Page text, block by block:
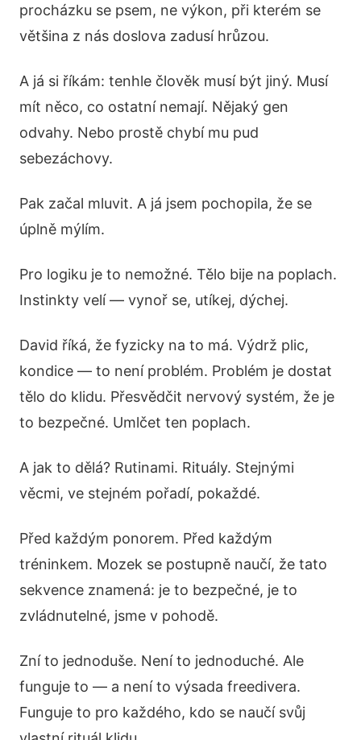
procházku se psem, ne výkon, při kterém se
většina z nás doslova zadusí hrůzou.
A já si říkám: tenhle člověk musí být jiný. Musí
mít něco, co ostatní nemají. Nějaký gen
odvahy. Nebo prostě chybí mu pud
sebezáchovy.
Pak začal mluvit. A já jsem pochopila, že se
úplně mýlím.
Pro logiku je to nemožné. Tělo bije na poplach.
Instinkty velí — vynoř se, utíkej, dýchej.
David říká, že fyzicky na to má. Výdrž plic,
kondice — to není problém. Problém je dostat
tělo do klidu. Přesvědčit nervový systém, že je
to bezpečné. Umlčet ten poplach.
A jak to dělá? Rutinami. Rituály. Stejnými
věcmi, ve stejném pořadí, pokaždé.
Před každým ponorem. Před každým
tréninkem. Mozek se postupně naučí, že tato
sekvence znamená: je to bezpečné, je to
zvládnutelné, jsme v pohodě.
Zní to jednoduše. Není to jednoduché. Ale
funguje to — a není to výsada freedivera.
Funguje to pro každého, kdo se naučí svůj